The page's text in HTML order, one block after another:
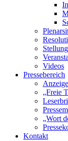
Videos
Pressebereich
„Freie
„Wort
Kontakt